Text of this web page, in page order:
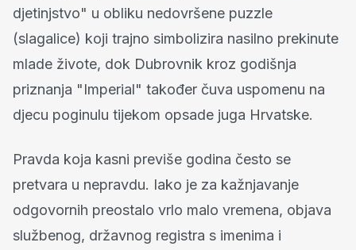
djetinjstvo" u obliku nedovršene puzzle
(slagalice) koji trajno simbolizira nasilno prekinute
mlade živote, dok Dubrovnik kroz godišnja
priznanja "Imperial" također čuva uspomenu na
djecu poginulu tijekom opsade juga Hrvatske.
Pravda koja kasni previše godina često se
pretvara u nepravdu. Iako je za kažnjavanje
odgovornih preostalo vrlo malo vremena, objava
službenog, državnog registra s imenima i